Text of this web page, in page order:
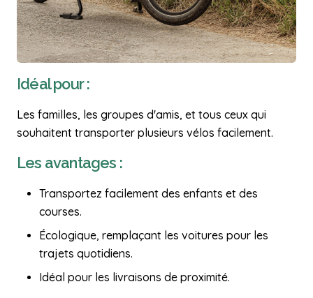
Idéal pour :
Les familles, les groupes d'amis, et tous ceux qui
souhaitent transporter plusieurs vélos facilement.
Les avantages :
Transportez facilement des enfants et des
courses.
Écologique, remplaçant les voitures pour les
trajets quotidiens.
Idéal pour les livraisons de proximité.